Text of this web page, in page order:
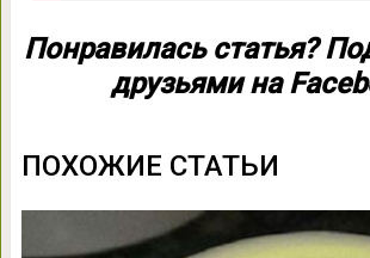
Понравилась статья?
друзьями на
ПОХОЖИЕ СТАТЬИ